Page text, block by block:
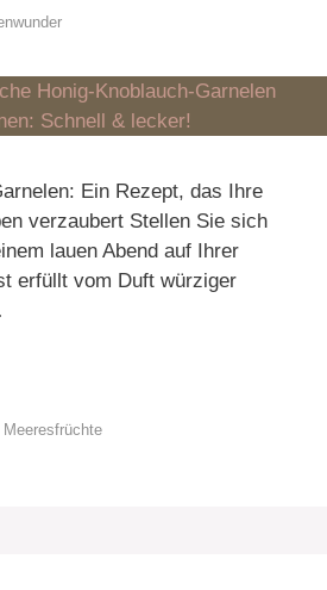
Ein Rezept, das Ihre
verzaubert Stellen Sie sich
lauen Abend auf Ihrer
erfüllt vom Duft würziger
Meeresfrüchte